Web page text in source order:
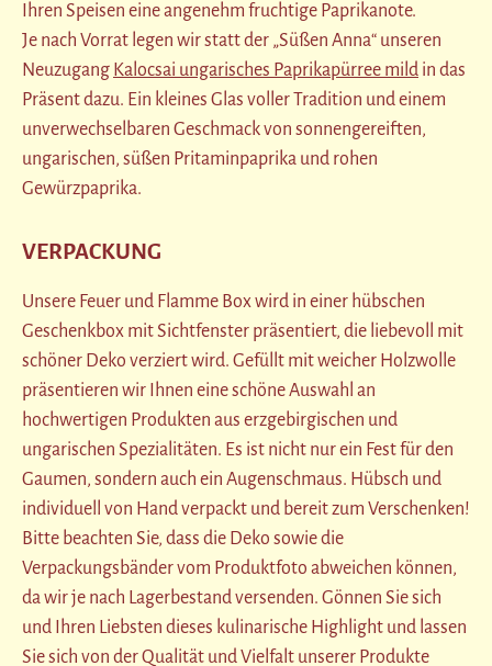
Ihren Speisen eine angenehm fruchtige Paprikanote.
Je nach Vorrat legen wir statt der „Süßen Anna“ unseren
Neuzugang Kalocsai ungarisches Paprikapürree mild in das
Präsent dazu. Ein kleines Glas voller Tradition und einem
unverwechselbaren Geschmack von sonnengereiften,
ungarischen, süßen Pritaminpaprika und rohen
Gewürzpaprika.
VERPACKUNG
Unsere Feuer und Flamme Box wird in einer hübschen
Geschenkbox mit Sichtfenster präsentiert, die liebevoll mit
schöner Deko verziert wird. Gefüllt mit weicher Holzwolle
präsentieren wir Ihnen eine schöne Auswahl an
hochwertigen Produkten aus erzgebirgischen und
ungarischen Spezialitäten. Es ist nicht nur ein Fest für den
Gaumen, sondern auch ein Augenschmaus. Hübsch und
individuell von Hand verpackt und bereit zum Verschenken!
Bitte beachten Sie, dass die Deko sowie die
Verpackungsbänder vom Produktfoto abweichen können,
da wir je nach Lagerbestand versenden. Gönnen Sie sich
und Ihren Liebsten dieses kulinarische Highlight und lassen
Sie sich von der Qualität und Vielfalt unserer Produkte